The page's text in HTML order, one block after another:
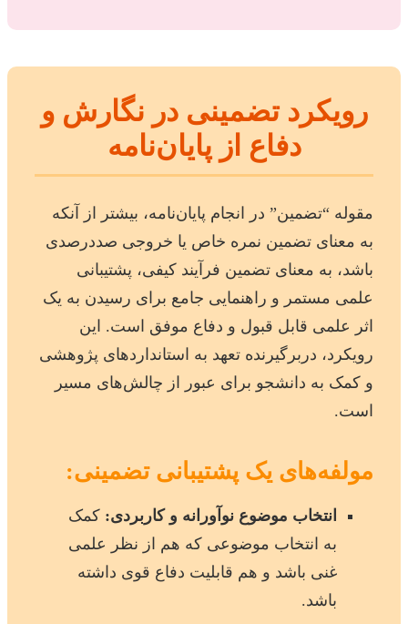
رویکرد تضمینی در نگارش و
دفاع از پایان‌نامه
مقوله “تضمین” در انجام پایان‌نامه، بیشتر از آنکه
به معنای تضمین نمره خاص یا خروجی صددرصدی
باشد، به معنای تضمین فرآیند کیفی، پشتیبانی
علمی مستمر و راهنمایی جامع برای رسیدن به یک
اثر علمی قابل قبول و دفاع موفق است. این
رویکرد، دربرگیرنده تعهد به استانداردهای پژوهشی
و کمک به دانشجو برای عبور از چالش‌های مسیر
است.
مولفه‌های یک پشتیبانی تضمینی:
انتخاب موضوع نوآورانه و کاربردی: کمک
به انتخاب موضوعی که هم از نظر علمی
غنی باشد و هم قابلیت دفاع قوی داشته
باشد.